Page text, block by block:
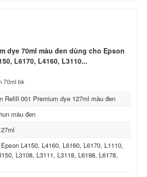
dye 70ml màu đen dùng cho Epson
L6170, L4160, L3110...
70ml bk
Refill 001 Premium dye 127ml màu đen
màu đen
Epson L4150, L4160, L6160, L6170, L1110,
L3108, L3111, L3118, L6198, L6178,